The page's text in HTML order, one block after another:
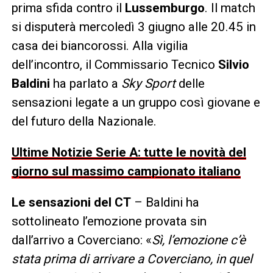
prima sfida contro il
Lussemburgo. Il match
si disputerà mercoledì 3 giugno alle 20.45 in
casa dei biancorossi. Alla vigilia
dell’incontro, il Commissario Tecnico Silvio
Baldini ha parlato a Sky Sportdelle
sensazioni legate a un gruppo così giovane e
del futuro della Nazionale.
Ultime Notizie Serie A: tutte le novità del
giorno sul massimo campionato italiano
Le sensazioni del CT– Baldini ha
sottolineato l’emozione provata sin
dall’arrivo a Coverciano: «Sì, l’emozione c’è
stata prima di arrivare a Coverciano, in quel